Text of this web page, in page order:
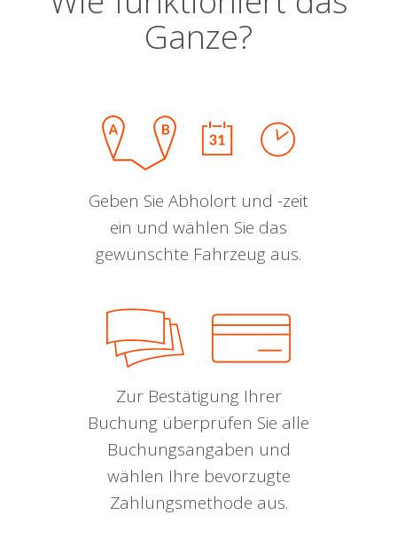
Ganze?
Geben Sie Abholort und -zeit
ein und wählen Sie das
gewünschte Fahrzeug aus.
Zur Bestätigung Ihrer
Buchung überprüfen Sie alle
Buchungsangaben und
wählen Ihre bevorzugte
Zahlungsmethode aus.